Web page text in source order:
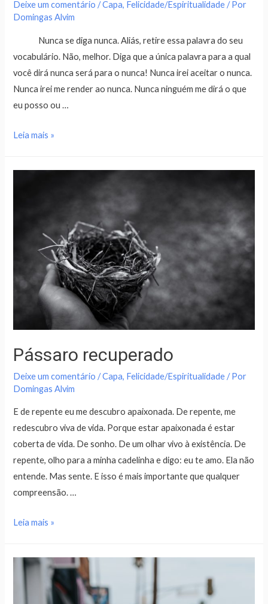
Deixe um comentário /Capa, Felicidade/Espiritualidade/ Por
Domingas Alvim
Nunca se diga nunca. Aliás, retire essa palavra do seu
vocabulário. Não, melhor. Diga que a única palavra para a qual
você dirá nunca será para o nunca! Nunca irei aceitar o nunca.
Nunca irei me render ao nunca. Nunca ninguém me dirá o que
eu posso ou …
Leia mais »
Pássaro recuperado
Deixe um comentário /Capa, Felicidade/Espiritualidade/ Por
Domingas Alvim
E de repente eu me descubro apaixonada. De repente, me
redescubro viva de vida. Porque estar apaixonada é estar
coberta de vida. De sonho. De um olhar vivo à existência. De
repente, olho para a minha cadelinha e digo: eu te amo. Ela não
entende. Mas sente. E isso é mais importante que qualquer
compreensão. …
Leia mais »